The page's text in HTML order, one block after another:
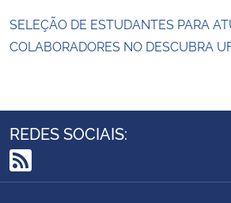
SELEÇÃO DE ESTUDANTES PARA
COLABORADORES NO DESCUBRA
REDES SOCIAIS:
RSS